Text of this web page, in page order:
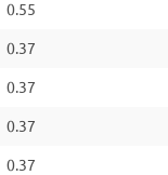
0.55
0.37
0.37
0.37
0.37